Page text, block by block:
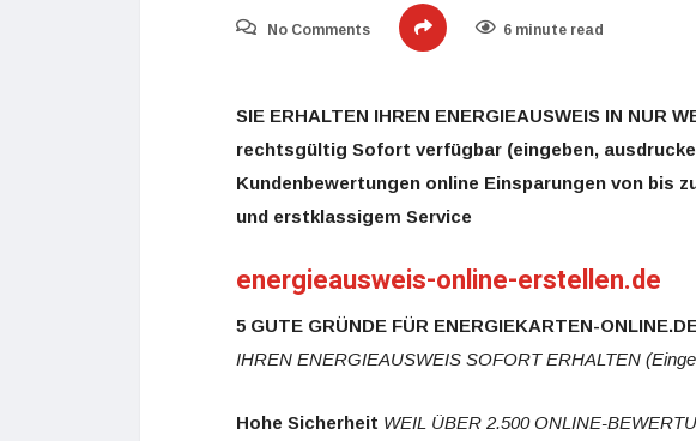
No Comments 6 minute read
SIE ERHALTEN IHREN ENERGIEAUSWEIS IN NUR
rechtsgültig Sofort verfügbar (eingeben,
Kundenbewertungen online Einsparungen von bis
und erstklassigem Service
energieausweis-online-erstellen.de
5 GUTE GRÜNDE FÜR ENERGIEKARTEN-
IHREN ENERGIEAUSWEIS SOFORT ERHALTEN
Hohe Sicherheit WEIL ÜBER 2.500 ONLINE-